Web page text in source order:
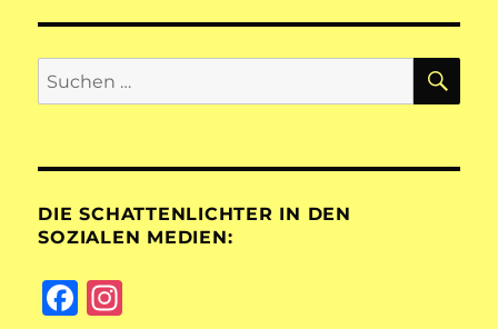
Suchen
nach:
DIE SCHATTENLICHTER IN DEN
SOZIALEN MEDIEN:
F